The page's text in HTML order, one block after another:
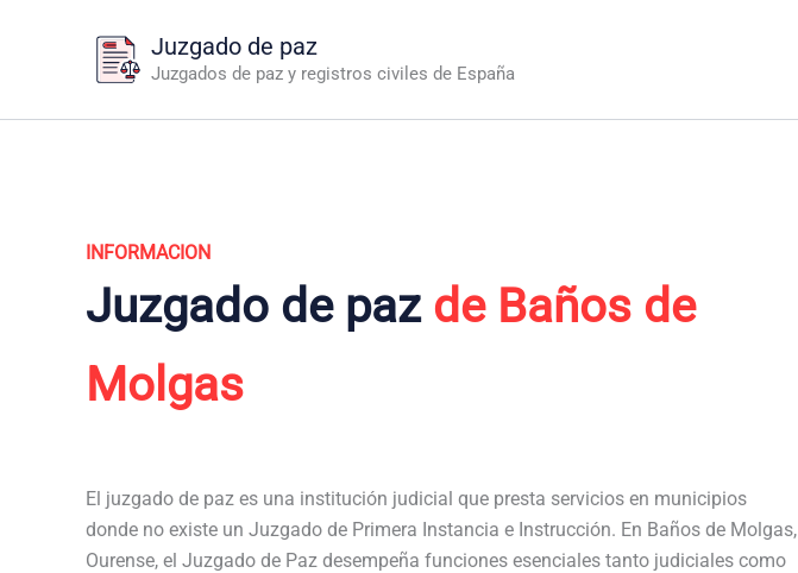
Juzgado de paz
Juzgados de paz y registros civiles de España
INFORMACION
Juzgado de paz de Baños de
Molgas
El juzgado de paz es una institución judicial que presta servicios en municipios
donde no existe un Juzgado de Primera Instancia e Instrucción. En Baños de Molgas,
Ourense, el Juzgado de Paz desempeña funciones esenciales tanto judiciales como